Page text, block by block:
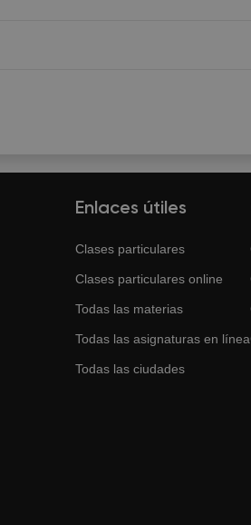
Enlaces útiles
Clases particulares
Clases particulares online
Todas las materias
Todas las asignaturas en línea
Todas las ciudades